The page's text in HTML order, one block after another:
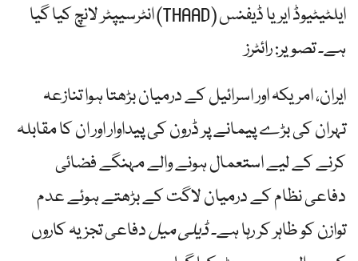
ایلٹیٹیوڈ ایریا ڈیفنس (THAAD) انٹرسیپٹر لانچ کیا گیا
ہے۔ تصویر: رائٹرز
ایران، امریکہ اور اسرائیل کے درمیان بڑھتا ہوا تنازعہ
تہران کی بڑے پیمانے پر ڈرون کی پیداوار اور ان کا مقابلہ
کرنے کے لیے استعمال ہونے والے مہنگے فضائی
دفاعی نظام کے درمیان لاگت کے بڑھتے ہوئے عدم
توازن کو ظاہر کر رہا ہے۔ڈیلی میلدفاعی تجزیہ کاروں